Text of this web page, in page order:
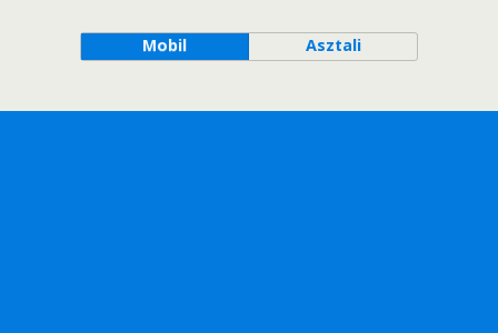
Mobil Asztali